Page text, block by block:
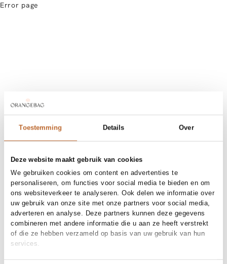
Toestemming Details Over
Deze website maakt gebruik van cookies
We gebruiken cookies om content en advertenties te
personaliseren, om functies voor social media te bieden en om
ons websiteverkeer te analyseren. Ook delen we informatie over
uw gebruik van onze site met onze partners voor social media,
adverteren en analyse. Deze partners kunnen deze gegevens
combineren met andere informatie die u aan ze heeft verstrekt
of die ze hebben verzameld op basis van uw gebruik van hun
services.
Error page